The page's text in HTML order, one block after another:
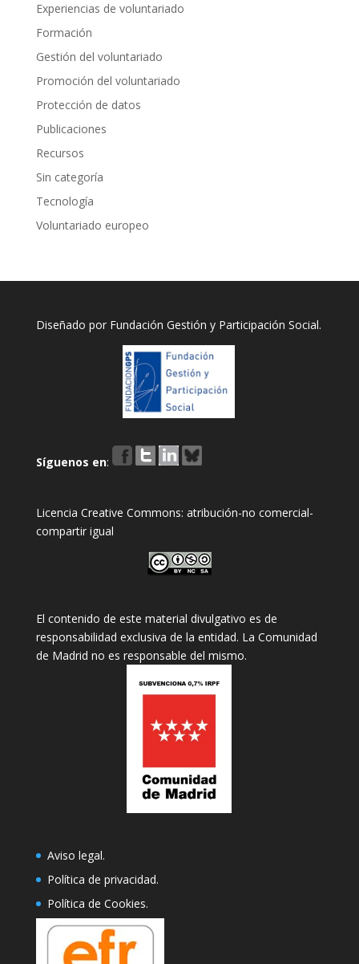
Experiencias de voluntariado
Formación
Gestión del voluntariado
Promoción del voluntariado
Protección de datos
Publicaciones
Recursos
Sin categoría
Tecnología
Voluntariado europeo
Diseñado por Fundación Gestión y Participación Social.
Síguenos en:
Licencia Creative Commons: atribución-no comercial-
compartir igual
El contenido de este material divulgativo es de
responsabilidad exclusiva de la entidad. La Comunidad
de Madrid no es responsable del mismo.
Aviso legal.
Política de privacidad.
Política de Cookies.